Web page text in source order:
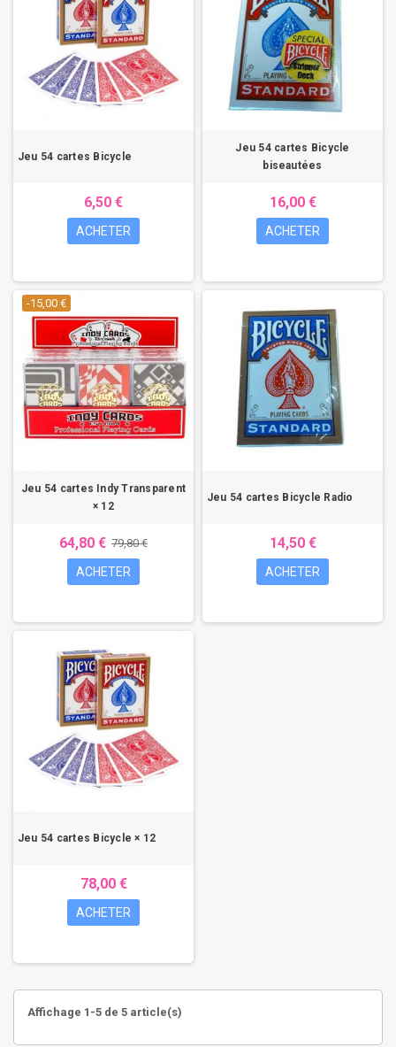
Jeu 54 cartes Bicycle
6,50 €
ACHETER
Jeu 54 cartes Bicycle
biseautées
16,00 €
ACHETER
-15,00 €
Jeu 54 cartes Indy Transparent
× 12
64,80 € 79,80 €
ACHETER
Jeu 54 cartes Bicycle Radio
14,50 €
ACHETER
Jeu 54 cartes Bicycle × 12
78,00 €
ACHETER
Affichage 1-5 de 5 article(s)